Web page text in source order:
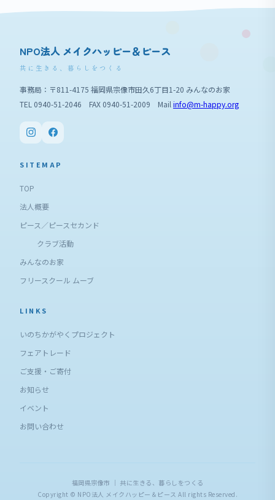
NPO法人 メイクハッピー＆ピース
共に生きる、暮らしをつくる
事務局：〒811-4175 福岡県宗像市田久6丁目1-20 みんなのお家
TEL 0940-51-2046 FAX 0940-51-2009 Mail info@m-happy.org
SITEMAP
TOP
法人概要
ピース／ピースセカンド
クラブ活動
みんなのお家
フリースクール ムーブ
LINKS
いのちかがやくプロジェクト
フェアトレード
ご支援・ご寄付
お知らせ
イベント
お問い合わせ
福岡県宗像市 ｜ 共に生きる、暮らしをつくる
Copyright © NPO法人 メイクハッピー＆ピース All rights Reserved.